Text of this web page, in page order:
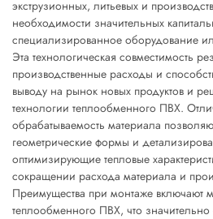
экструзионных, литьевых и
необходимости значительных
специализированное оборудование
Эта технологическая совместимость
производственные расходы и
выводу на рынок новых продуктов и
технологии теплообменного ПВХ.
обрабатываемость материала
геометрические формы и
оптимизирующие тепловые
сокращении расхода материала и
Преимущества при монтаже включают
теплообменного ПВХ, что значительно